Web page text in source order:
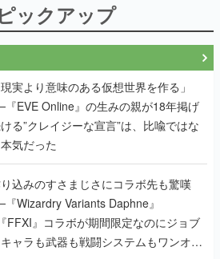
ックアップ
現実より意味のある仮想世界を作る」
EVE Online』の生みの親が18年掲げ
る”クレイジーな宣言”は、比喩ではな
気だった
込みのすさまじさにコラボ先も驚嘆
Wizardry Variants Daphne』
FFXI』コラボが期間限定なのにジョブ
ャラも武器も戦闘システムもワンオフ